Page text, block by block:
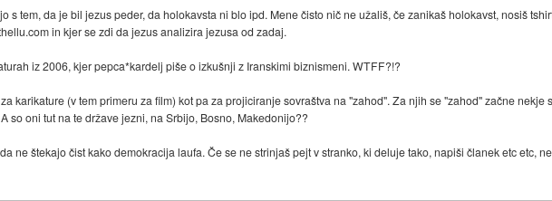
s tem, da je bil jezus peder, da holokavsta ni blo ipd. Mene čisto nič ne užališ, če zanikaš holokavst, nosiš
in kjer se zdi da jezus analizira jezusa od zadaj.
iz 2006, kjer pepca*kardelj piše o izkušnji z Iranskimi biznismeni. WTFF?!?
karikature (v tem primeru za film) kot pa za projiciranje sovraštva na "zahod". Za njih se "zahod" začne nekje
so oni tut na te države jezni, na Srbijo, Bosno, Makedonijo??
ne štekajo čist kako demokracija laufa. Če se ne strinjaš pejt v stranko, ki deluje tako, napiši članek etc etc,